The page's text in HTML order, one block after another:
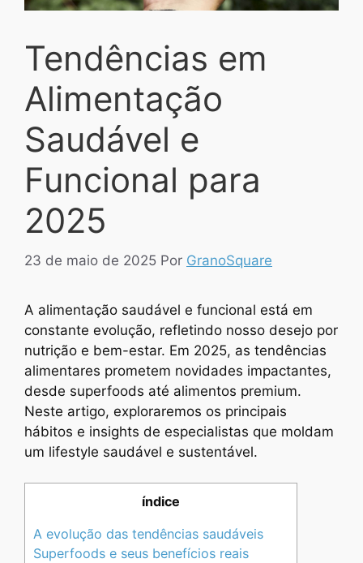
Tendências em
Alimentação
Saudável e
Funcional para
2025
23 de maio de 2025 Por GranoSquare
A alimentação saudável e funcional está em
constante evolução, refletindo nosso desejo por
nutrição e bem-estar. Em 2025, as tendências
alimentares prometem novidades impactantes,
desde superfoods até alimentos premium.
Neste artigo, exploraremos os principais
hábitos e insights de especialistas que moldam
um lifestyle saudável e sustentável.
índice
A evolução das tendências saudáveis
Superfoods e seus benefícios reais